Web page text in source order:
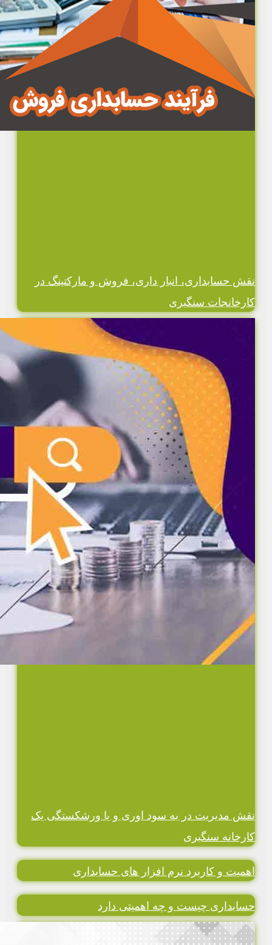
نقش حسابداری، انبار داری، فروش و مارکتینگ در
کارخانجات سنگبری
نقش مدیریت در به سود اوری و یا ورشکستگی یک
کارخانه سنگبری
اهمیت و کاربرد نرم افزار های حسابداری
حسابداری چیست و چه اهمیتی دارد